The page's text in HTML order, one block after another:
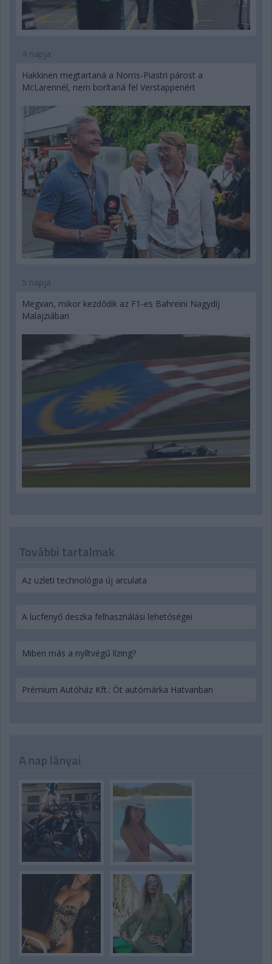
4 napja
Hakkinen megtartaná a Norris-Piastri párost a
McLarennél, nem borítaná fel Verstappenért
5 napja
Megvan, mikor kezdődik az F1-es Bahreini Nagydíj
Malajziában
További tartalmak
Az üzleti technológia új arculata
A lucfenyő deszka felhasználási lehetőségei
Miben más a nyíltvégű lízing?
Prémium Autóház Kft.: Öt autómárka Hatvanban
A nap lányai